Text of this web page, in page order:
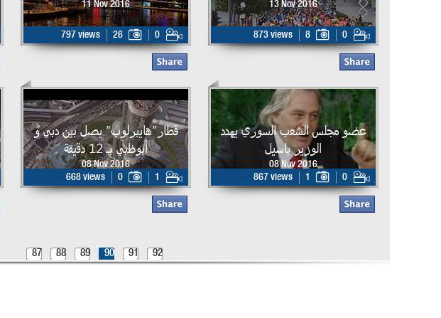
13 Nov 2016
873 views 8 0
11 Nov 2016
797 views 26 0
عضو مجلس الشعب السوري يهدد
الوزير باسيل
08 Nov 2016
867 views
1 0
قطار”هايبرلوب” يصل بين دبي و
أبوظبي بـ 12 دقيقة
08 Nov 2016
668 views
0 1
87 88 89 90 91 92